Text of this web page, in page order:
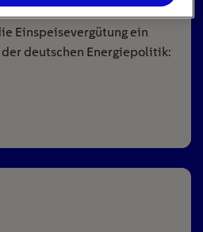
Einspeisevergütung ein
deutschen Energiepolitik: